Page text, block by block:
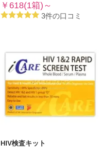
￥618(1箱)～
3件の口コミ
HIV検査キット